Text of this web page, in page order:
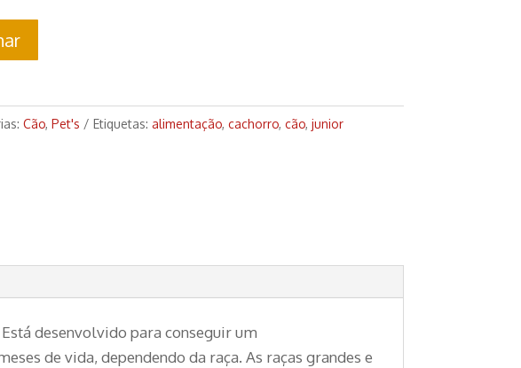
Cão, Pet's Etiquetas: alimentação, cachorro, cão, junior
desenvolvido para conseguir um
de vida, dependendo da raça. As raças grandes e